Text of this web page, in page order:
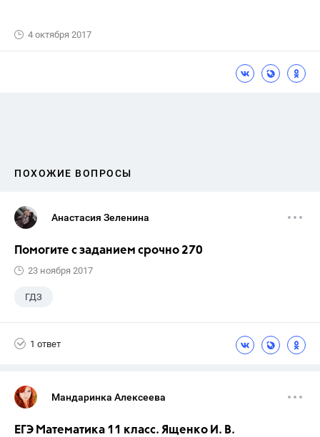
4 октября 2017
ПОХОЖИЕ ВОПРОСЫ
Анастасия Зеленина
Помогите с заданием срочно 270
23 ноября 2017
ГДЗ
1 ответ
Мандаринка Алексеева
ЕГЭ Математика 11 класс. Ященко И. В.